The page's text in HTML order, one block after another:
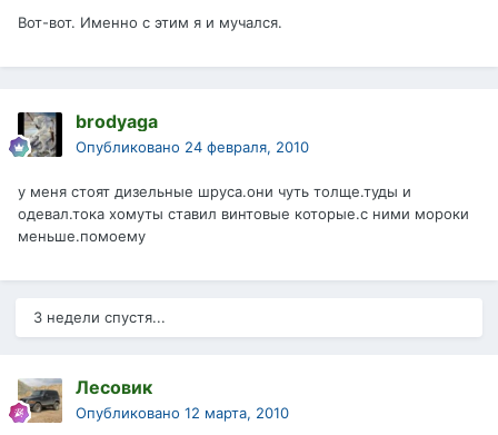
Вот-вот. Именно с этим я и мучался.
brodyaga
Опубликовано 24 февраля, 2010
у меня стоят дизельные шруса.они чуть толще.туды и
одевал.тока хомуты ставил винтовые которые.с ними мороки
меньше.помоему
3 недели спустя...
Лесовик
Опубликовано 12 марта, 2010